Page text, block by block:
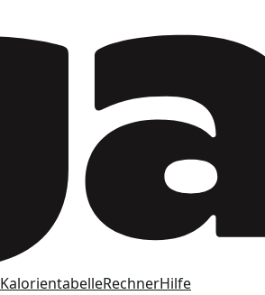
KalorientabelleRechnerHilfe